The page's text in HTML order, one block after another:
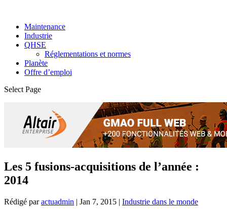
Maintenance
Industrie
QHSE
Réglementations et normes
Planète
Offre d’emploi
Select Page
Les 5 fusions-acquisitions de l’année :
2014
Rédigé paractuadmin | Jan 7, 2015 | Industrie dans le monde